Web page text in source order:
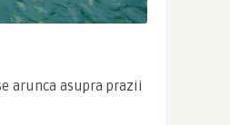
arunca asupra prazii